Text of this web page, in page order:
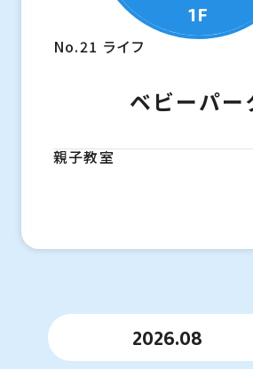
1F
No.21 ライフ
ベビーパー
親子教室
2026.08